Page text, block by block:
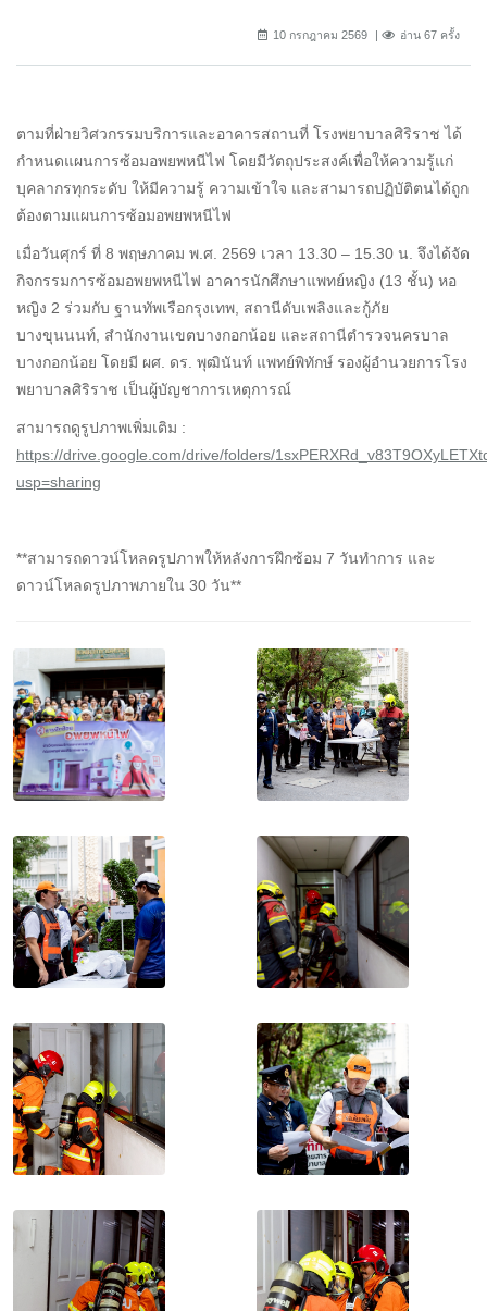
10 กรกฎาคม 2569 อ่าน 67 ครั้ง
ตามที่ฝ่ายวิศวกรรมบริการและอาคารสถานที่ โรงพยาบาลศิริราช ได้
กำหนดแผนการซ้อมอพยพหนีไฟ โดยมีวัตถุประสงค์เพื่อให้ความรู้แก่
บุคลากรทุกระดับ ให้มีความรู้ ความเข้าใจ และสามารถปฏิบัติตนได้ถูก
ต้องตามแผนการซ้อมอพยพหนีไฟ
เมื่อวันศุกร์ ที่ 8 พฤษภาคม พ.ศ. 2569 เวลา 13.30 – 15.30 น. จึงได้จัด
กิจกรรมการซ้อมอพยพหนีไฟ อาคารนักศึกษาแพทย์หญิง (13 ชั้น) หอ
หญิง 2 ร่วมกับ ฐานทัพเรือกรุงเทพ, สถานีดับเพลิงและกู้ภัย
บางขุนนนท์, สำนักงานเขตบางกอกน้อย และสถานีตำรวจนครบาล
บางกอกน้อย โดยมี ผศ. ดร. พุฒินันท์ แพทย์พิทักษ์ รองผู้อำนวยการโรง
พยาบาลศิริราช เป็นผู้บัญชาการเหตุการณ์
สามารถดูรูปภาพเพิ่มเติม :
https://drive.google.com/drive/folders/
usp=sharing
**สามารถดาวน์โหลดรูปภาพให้หลังการฝึกซ้อม 7 วันทำการ และ
ดาวน์โหลดรูปภาพภายใน 30 วัน**